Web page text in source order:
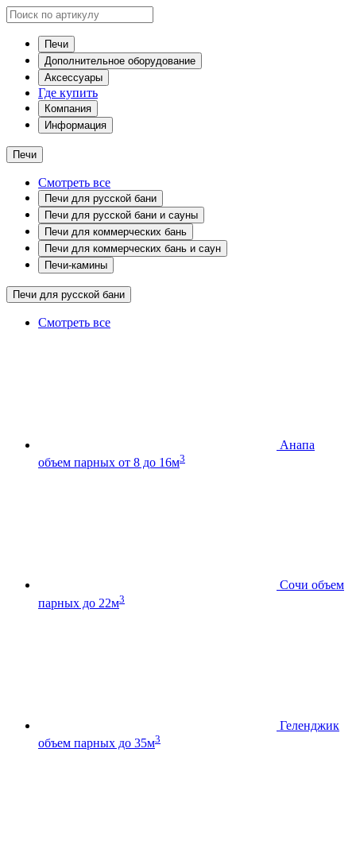
Печи
Дополнительное оборудование
Аксессуары
Где купить
Компания
Информация
Печи
Смотреть все
Печи для русской бани
Печи для русской бани и сауны
Печи для коммерческих бань
Печи для коммерческих бань и саун
Печи-камины
Печи для русской бани
Смотреть все
Анапа
объем парных от 8 до 16м3
Сочи объем
парных до 22м3
Геленджик
объем парных до 35м3